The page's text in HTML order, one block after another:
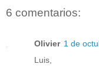
6 comentarios:
Olivier 1 de
Luis,